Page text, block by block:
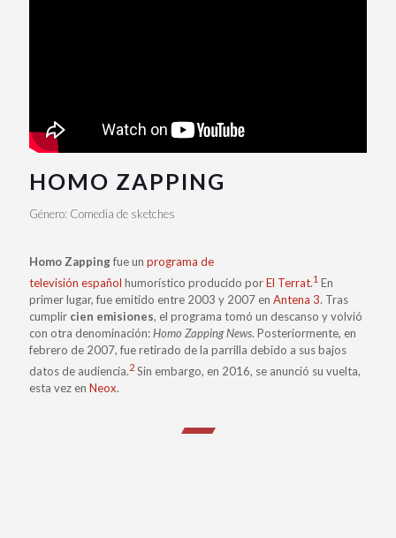
HOMO ZAPPING
Género: Comedia de sketches
Homo Zappingfue un programa de
televisión español humorístico producido porEl Terrat.1 ​ En
primer lugar, fue emitido entre 2003 y 2007 en Antena 3. Tras
cumplir cien emisiones, el programa tomó un descanso y volvió
con otra denominación:Homo Zapping News. Posteriormente, en
febrero de 2007, fue retirado de la parrilla debido a sus bajos
datos de audiencia.2 ​ Sin embargo, en 2016, se anunció su vuelta,
esta vez en Neox.